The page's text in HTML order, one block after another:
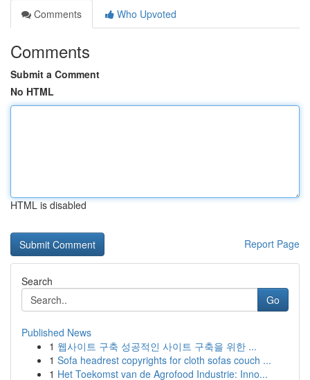
Comments
Who Upvoted
Comments
Submit a Comment
No HTML
HTML is disabled
Report Page
Search
Go
Published News
1 웹사이트 구축 성공적인 사이트 구축을 위한 ...
1 Sofa headrest copyrights for cloth sofas couch ...
1 Het Toekomst van de Agrofood Industrie: Inno...